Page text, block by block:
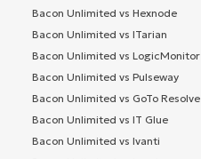
Bacon Unlimited vs Hexnode
Bacon Unlimited vs ITarian
Bacon Unlimited vs LogicMonitor
Bacon Unlimited vs Pulseway
Bacon Unlimited vs GoTo Resolve
Bacon Unlimited vs IT Glue
Bacon Unlimited vs Ivanti